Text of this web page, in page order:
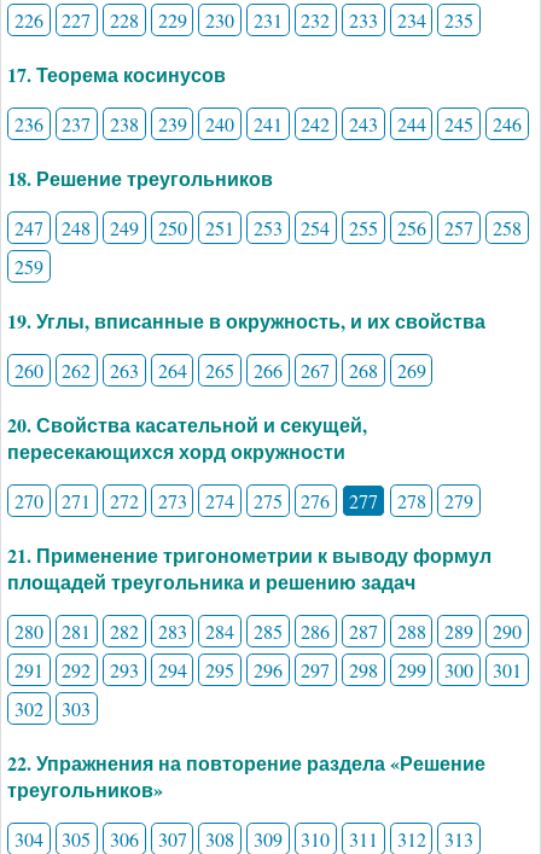
226 227 228 229 230 231 232 233 234 235
17. Теорема косинусов
236 237 238 239 240 241 242 243 244 245 246
18. Решение треугольников
247 248 249 250 251 253 254 255 256 257
258
259
19. Углы, вписанные в окружность, и их свойства
260 262 263 264 265 266 267 268 269
20. Свойства касательной и секущей,
пересекающихся хорд окружности
270 271 272 273 274 275 276 277 278 279
21. Применение тригонометрии к выводу формул
площадей треугольника и решению задач
280 281 282 283 284 285 286 287 288 289
290
291
292 293 294 295 296 297 298 299 300
301
302
303
22. Упражнения на повторение раздела «Решение
треугольников»
304 305 306 307 308 309 310 311 312 313